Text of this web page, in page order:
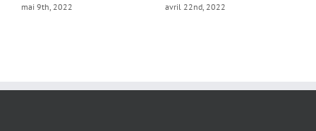
mai 9th, 2022 avril 22nd, 2022